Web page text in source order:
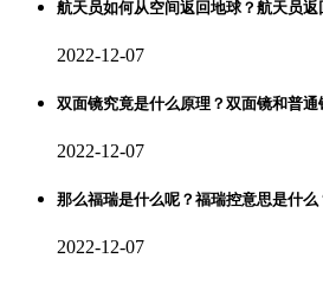
航天员如何从空间返回地球？航天员
2022-12-07
双面镜究竟是什么原理？双面镜和普通
2022-12-07
那么福瑞是什么呢？福瑞控意思是什么
2022-12-07